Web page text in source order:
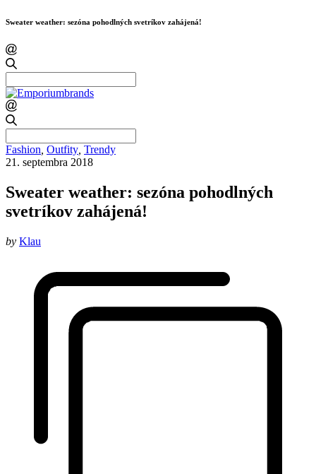
Sweater weather: sezóna pohodlných svetríkov zahájená!
for:
for:
Fashion Outfity Trendy
21. septembra 2018
Sweater weather: sezóna pohodlných
svetríkov zahájená!
by Klau